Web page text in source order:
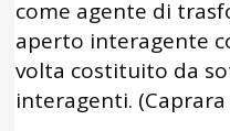
come agente di
aperto interagente
volta costituito da
interagenti. (Caprara